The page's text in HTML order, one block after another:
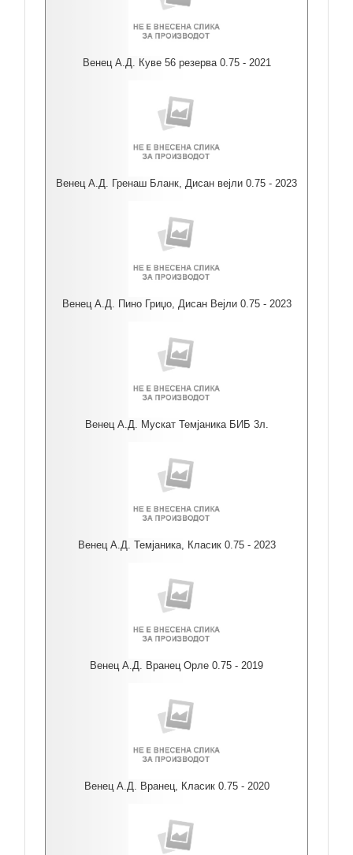
Венец А.Д. Куве 56 резерва 0.75 - 2021
Венец А.Д. Гренаш Бланк, Дисан вејли 0.75 - 2023
Венец А.Д. Пино Гриџо, Дисан Вејли 0.75 - 2023
Венец А.Д. Мускат Темјаника БИБ 3л.
Венец А.Д. Темјаника, Класик 0.75 - 2023
Венец А.Д. Вранец Орле 0.75 - 2019
Венец А.Д. Вранец, Класик 0.75 - 2020